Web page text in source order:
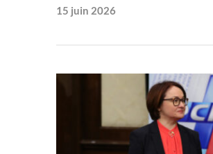
15 juin 2026